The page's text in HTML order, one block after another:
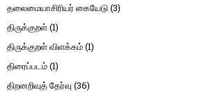
தலைமையாசிரியர் கையேடு(3)
திருக்குறள்(1)
திருக்குறள் விளக்கம்(1)
திரைப்படம்(1)
திறனறிவுத் தேர்வு (36)